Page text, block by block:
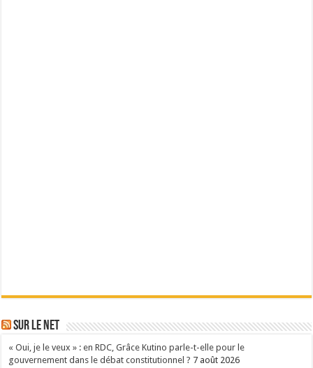
Sur le Net
« Oui, je le veux » : en RDC, Grâce Kutino parle-t-elle pour le
gouvernement dans le débat constitutionnel ? 7 août 2026